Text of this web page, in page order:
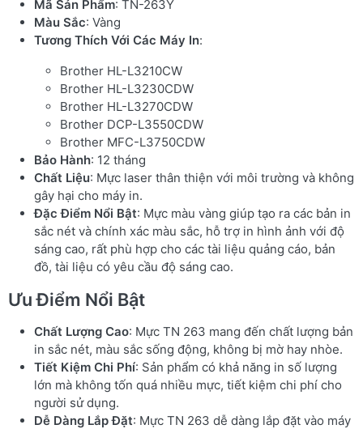
Mã Sản Phẩm: TN-263Y
Màu Sắc: Vàng
Tương Thích Với Các Máy In:
Brother HL-L3210CW
Brother HL-L3230CDW
Brother HL-L3270CDW
Brother DCP-L3550CDW
Brother MFC-L3750CDW
Bảo Hành: 12 tháng
Chất Liệu: Mực laser thân thiện với môi trường và không
gây hại cho máy in.
Đặc Điểm Nổi Bật: Mực màu vàng giúp tạo ra các bản in
sắc nét và chính xác màu sắc, hỗ trợ in hình ảnh với độ
sáng cao, rất phù hợp cho các tài liệu quảng cáo, bản
đồ, tài liệu có yêu cầu độ sáng cao.
Ưu Điểm Nổi Bật
Chất Lượng Cao: Mực TN 263 mang đến chất lượng bản
in sắc nét, màu sắc sống động, không bị mờ hay nhòe.
Tiết Kiệm Chi Phí: Sản phẩm có khả năng in số lượng
lớn mà không tốn quá nhiều mực, tiết kiệm chi phí cho
người sử dụng.
Dễ Dàng Lắp Đặt: Mực TN 263 dễ dàng lắp đặt vào máy